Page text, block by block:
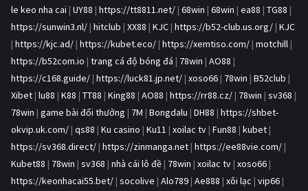
le keo nha cai | UY88 | https://tt8811.net/ | 68win | 68win | ea88 | TG88 |
https://sunwin3.nl/ | hitclub | XX88 | KJC | https://b52-club.us.org/ | KJC
| https://kjc.ad/ | https://kubet.eco/ | https://xemtiso.com/ | motchill |
https://b52com.io | trang cá độ bóng đá | 78win | AO88 |
https://c168.guide/ | https://luck81.jp.net/ | xoso66 | 78win | B52club |
Xibet | lu88 | K88 | TT88 | King88 | AO88 | https://rr88.cz/ | 78win | sv368 |
78win | game bài đổi thưởng | 7M | Bongdalu | DH88 | https://shbet-
okvip.uk.com/ | qs88 | Ku casino | Ku11 | xoilac tv | Fun88 | kubet |
https://sv368.direct/ | https://zinmanga.net | https://ee88vie.com/ |
Kubet88 | 78win | sv368 | nhà cái lô đề | 78win | xoilac tv | xoso66 |
https://keonhacai55.bet/ | socolive | Alo789 | Ae888 | xôi lạc | vip66 |